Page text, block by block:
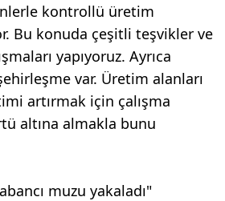
kontrollü üretim
Bu konuda çeşitli teşvikler ve
yapıyoruz. Ayrıca
var. Üretim alanları
artırmak için çalışma
altına almakla bunu
muzu yakaladı"